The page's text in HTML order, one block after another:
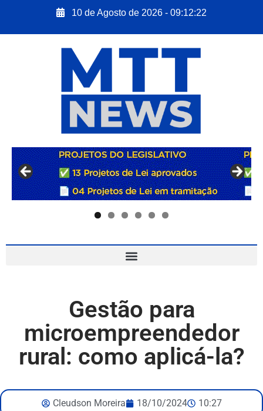
10 de Agosto de 2026 - 09:12:23
Gestão para
microempreendedor
rural: como aplicá-la?
Cleudson Moreira 18/10/2024 10:27